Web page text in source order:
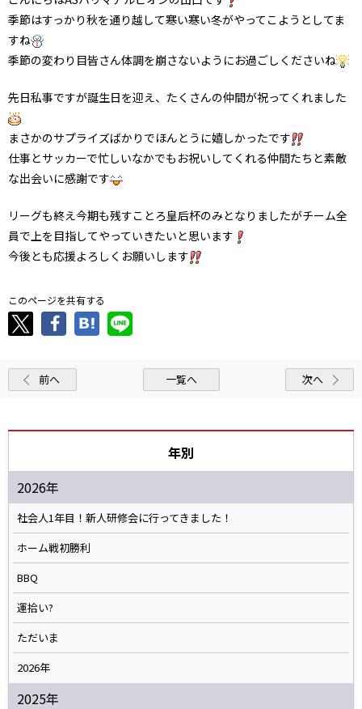
季節はすっかり秋を通り越して寒い寒い冬がやってこようとしてま
すね
季節の変わり目皆さん体調を崩さないようにお過ごしくださいね
先日私事ですが誕生日を迎え、たくさんの仲間が祝ってくれました
まさかのサプライズばかりでほんとうに嬉しかったです
仕事とサッカーで忙しいなかでもお祝いしてくれる仲間たちと素敵
な出会いに感謝です
リーグも終え今期も残すことろ皇后杯のみとなりましたがチーム全
員で上を目指してやっていきたいと思います
今後とも応援よろしくお願いします
このページを共有する
前へ 一覧へ 次へ
年別
2026年
社会人1年目！新人研修会に行ってきました！
ホーム戦初勝利
BBQ
運拾い?
ただいま
2026年
2025年